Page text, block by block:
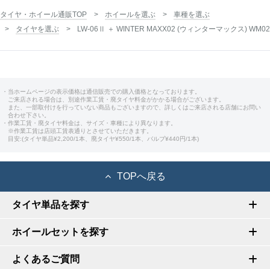
タイヤ・ホイール通販TOP ホイールを選ぶ
車種を選ぶ
タイヤを選ぶ
LW-06Ⅱ ＋ WINTER MAXX02 (ウィンターマックス) WM02
・当ホームページの表示価格は通信販売での購入価格となっております。
ご来店される場合は、別途作業工賃・廃タイヤ料金がかかる場合がございます。
また、一部取付けを行っていない商品もございますので、詳しくはご来店される店舗にお問い
合わせ下さい。
・作業工賃・廃タイヤ料金は、サイズ・車種により異なります。
※作業工賃は店頭工賃表通りとさせていただきます。
目安:(タイヤ単品¥2,200/1本、廃タイヤ¥550/1本、バルブ¥440円/1本)
TOPへ戻る
タイヤ単品を探す
ホイールセットを探す
よくあるご質問